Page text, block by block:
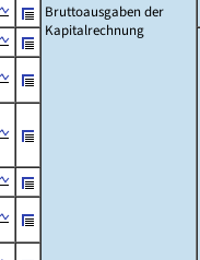
Bruttoausgaben der
Kapitalrechnung